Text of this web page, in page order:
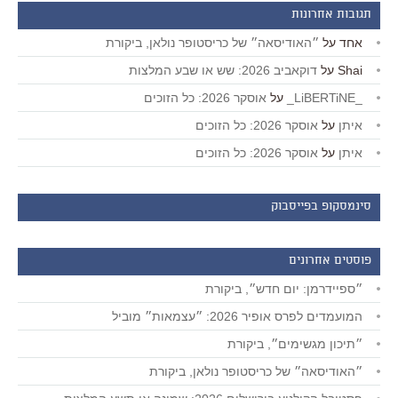
תגובות אחרונות
אחד על ״האודיסאה״ של כריסטופר נולאן, ביקורת
Shai על דוקאביב 2026: שש או שבע המלצות
על אוסקר 2026: כל הזוכים
איתן על אוסקר 2026: כל הזוכים
איתן על אוסקר 2026: כל הזוכים
סינמסקופ בפייסבוק
פוסטים אחרונים
״ספיידרמן: יום חדש״, ביקורת
המועמדים לפרס אופיר 2026: ״עצמאות״ מוביל
״תיכון מגשימים״, ביקורת
״האודיסאה״ של כריסטופר נולאן, ביקורת